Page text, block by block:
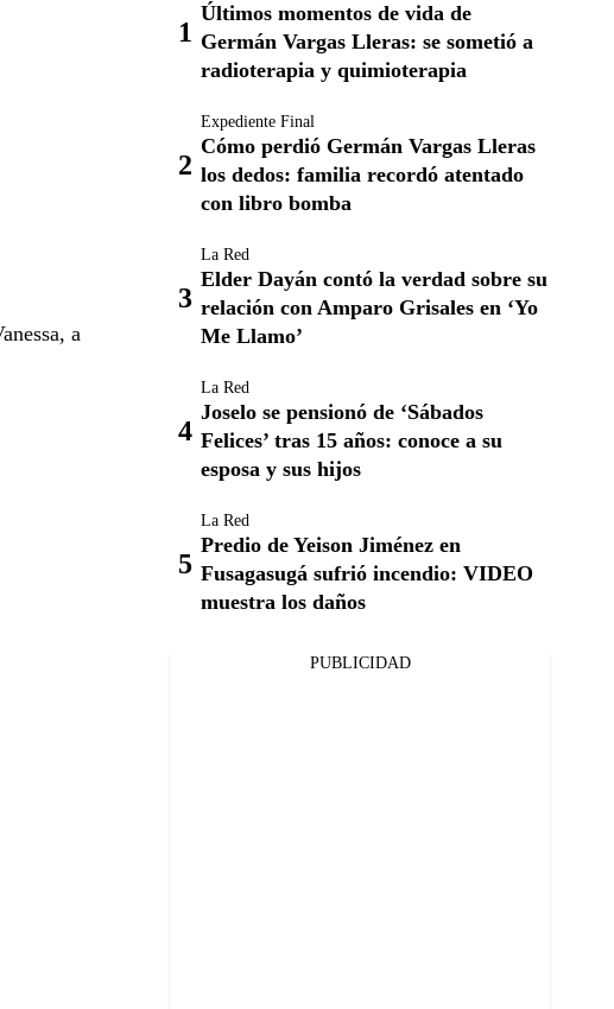
a
Últimos momentos de vida de
Germán Vargas Lleras: se sometió a
radioterapia y quimioterapia
Expediente Final
Cómo perdió Germán Vargas Lleras
los dedos: familia recordó atentado
con libro bomba
La Red
Elder Dayán contó la verdad sobre su
relación con Amparo Grisales en ‘Yo
Me Llamo’
La Red
Joselo se pensionó de ‘Sábados
Felices’ tras 15 años: conoce a su
esposa y sus hijos
La Red
Predio de Yeison Jiménez en
Fusagasugá sufrió incendio: VIDEO
muestra los daños
PUBLICIDAD